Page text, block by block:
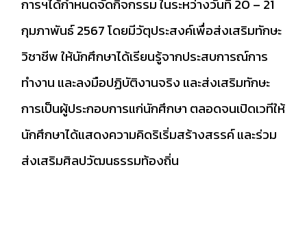
การฯได้กำหนดจัดกิจกรรม ในระหว่างวันที่ 20 – 21
กุมภาพันธ์ 2567 โดยมีวัตุประสงค์เพื่อส่งเสริมทักษะ
วิชาชีพ ให้นักศึกษาได้เรียนรู้จากประสบการณ์การ
ทำงาน และลงมือปฏิบัติงานจริง และส่งเสริมทักษะ
การเป็นผู้ประกอบการแก่นักศึกษา ตลอดจนเปิดเวทีให้
นักศึกษาได้แสดงความคิดริเริ่มสร้างสรรค์ และร่วม
ส่งเสริมศิลปวัฒนธรรมท้องถิ่น